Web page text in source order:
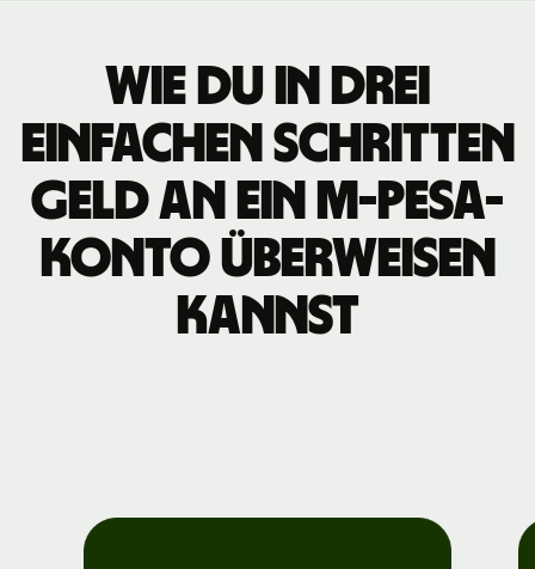
Wie du in drei
einfachen Schritten
Geld an ein M-PESA-
Konto überweisen
kannst